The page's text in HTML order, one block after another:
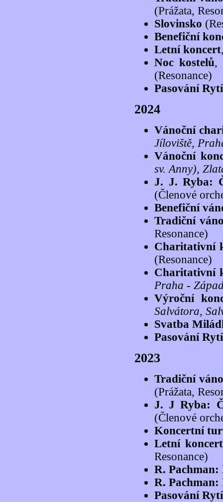
(Prážata,
Slovinsko
Benefiční
Letní koncert
Noc kostelů,
(Resonance)
Pasování
2024
Vánoční
Jíloviště,
Vánoční
sv. Anny),
J. J. Ryba:
(Členové
Benefiční
Tradiční
Resonance)
Charitativní
(Resonance)
Charitativní
Praha -
Výroční
Salvátora,
Svatba
Pasování
2023
Tradiční
(Prážata,
J. J Ryba:
(Členové
Koncertní
Letní koncert
Resonance)
R. Pachman:
R. Pachman:
Pasování